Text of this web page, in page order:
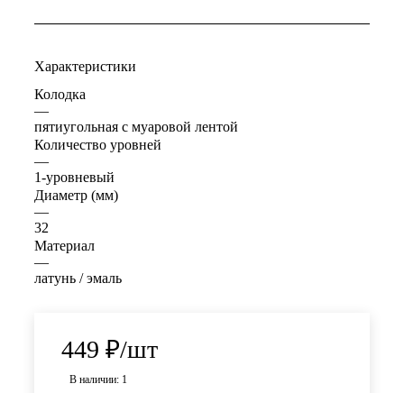
Характеристики
Колодка
—
пятиугольная с муаровой лентой
Количество уровней
—
1-уровневый
Диаметр (мм)
—
32
Материал
—
латунь / эмаль
449 ₽/шт
В наличии: 1